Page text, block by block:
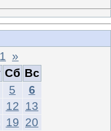
»
Сб Вс
5
6
12 13
19 20